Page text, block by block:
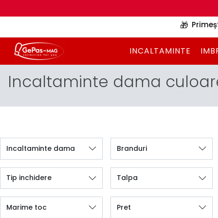
🎁
INCALTAMINTE
Incaltaminte dama
Incaltaminte dama Branduri
Tip inchidere Talpa
Marime toc Pret